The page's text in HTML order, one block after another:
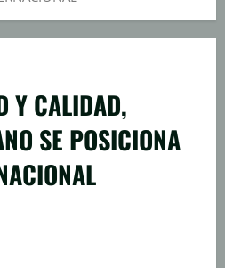
Y CALIDAD,
SE POSICIONA